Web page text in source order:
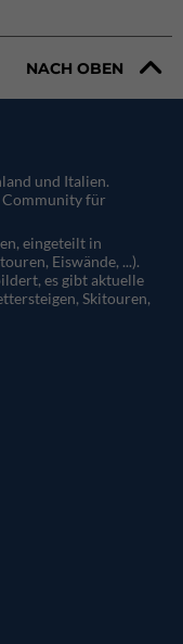
NACH OBEN
und Italien.
Community für
eingeteilt in
Eiswände, ...).
es gibt aktuelle
Skitouren,